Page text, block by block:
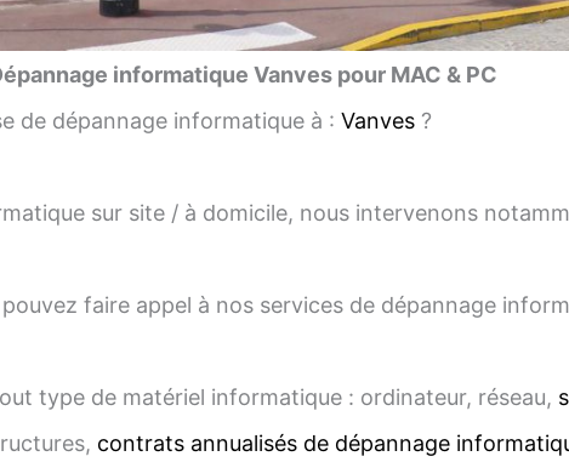
informatique Vanves pour MAC & PC
de dépannage informatique à :Vanves ?
sur site / à domicile, nous intervenons
faire appel à nos services de dépannage
type de matériel informatique : ordinateur, réseau,
contrats annualisés de dépannage